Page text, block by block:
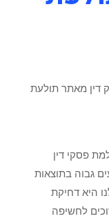
דין מאתר תולעת
פסקי דין
גבוה בתוצאות
היא דחיקת
לחשיפה